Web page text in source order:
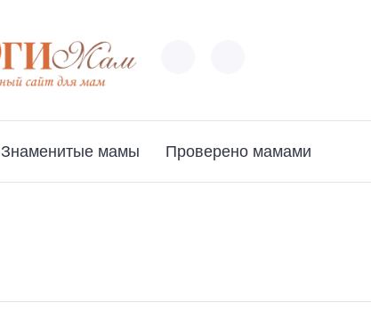
Знаменитые мамы Проверено мамами